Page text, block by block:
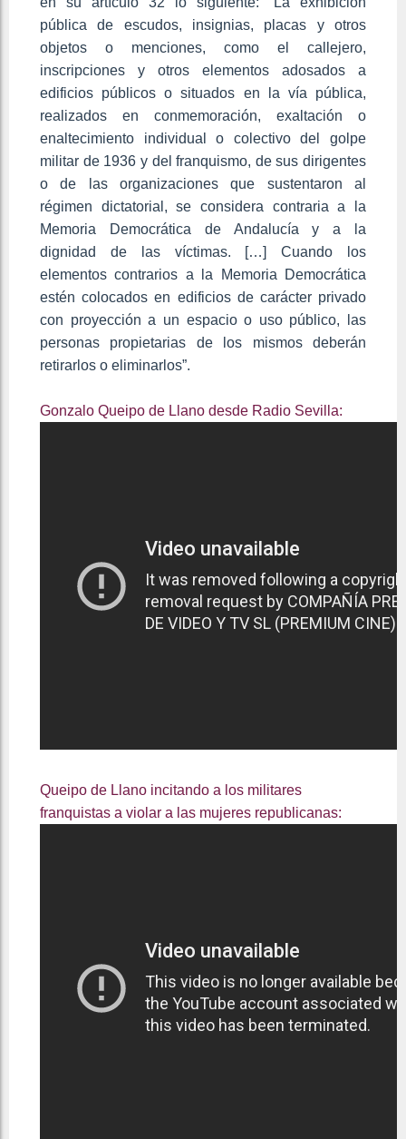
pública de escudos, insignias, placas y otros
objetos o menciones, como el callejero,
inscripciones y otros elementos adosados a
edificios públicos o situados en la vía pública,
realizados en conmemoración, exaltación o
enaltecimiento individual o colectivo del golpe
militar de 1936 y del franquismo, de sus dirigentes
o de las organizaciones que sustentaron al
régimen dictatorial, se considera contraria a la
Memoria Democrática de Andalucía y a la
dignidad de las víctimas. […] Cuando los
elementos contrarios a la Memoria Democrática
estén colocados en edificios de carácter privado
con proyección a un espacio o uso público, las
personas propietarias de los mismos deberán
retirarlos o eliminarlos”.
Gonzalo Queipo de Llano desde Radio Sevilla:
Queipo de Llano incitando a los militares
franquistas a violar a las mujeres republicanas: